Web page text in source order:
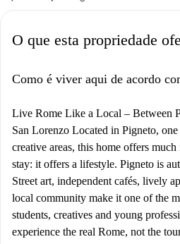
O que esta propriedade
Como é viver aqui de acordo
Live Rome Like a Local – Between
San Lorenzo Located in Pigneto,
creative areas, this home offers
stay: it offers a lifestyle. Pigneto is
Street art, independent cafés, lively
local community make it one of the
students, creatives and young
experience the real Rome, not the